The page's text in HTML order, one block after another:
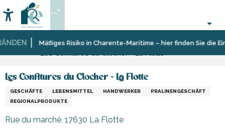
au
contenu
principal
Mäßiges Risiko in Charente-Maritime – hier finden Sie die
Accessibilité
Suche
--°
Startseite
Sich
Geschäfte
Les Confitures du Clocher - La Flotte
GESCHÄFTE LEBENSMITTEL HANDWERKER
PRALINENGESCHÄFT
REGIONALPRODUKTE
Rue du marché, 17630 La Flotte